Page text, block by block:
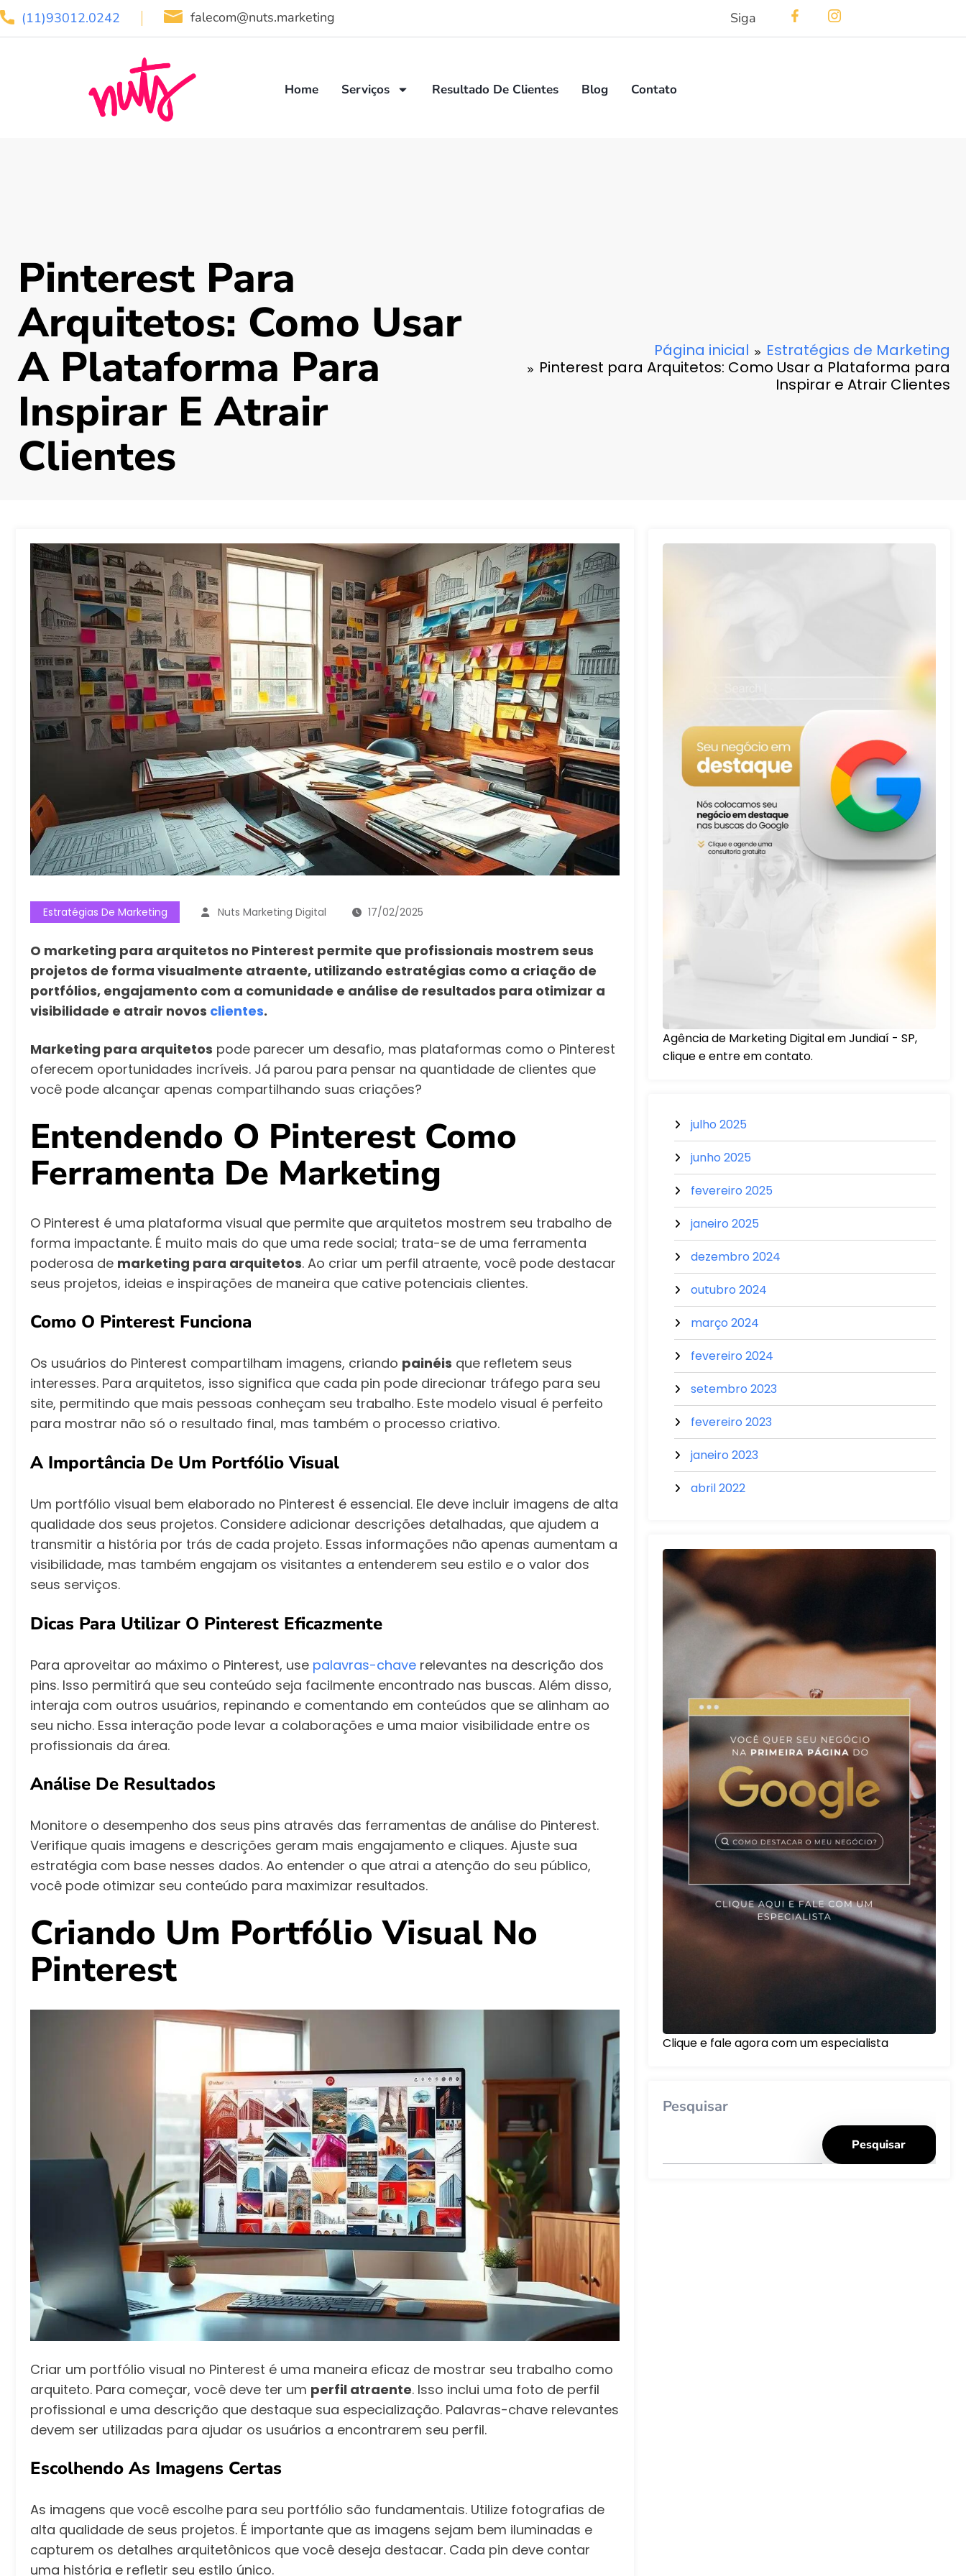
(11)93012.0242 falecom@nuts.marketing Siga
Home Serviços Resultado De Clientes Blog Contato
Pinterest Para
Arquitetos: Como Usar
A Plataforma Para
Inspirar E Atrair
Clientes
Página inicial
Estratégias de Marketing
Pinterest para Arquitetos: Como Usar a Plataforma para
Inspirar e Atrair Clientes
Estratégias De Marketing Nuts Marketing Digital 17/02/2025
O marketing para arquitetos no Pinterest permite que profissionais mostrem seus
projetos de forma visualmente atraente, utilizando estratégias como a criação de
portfólios, engajamento com a comunidade e análise de resultados para otimizar a
visibilidade e atrair novos clientes.
Marketing para arquitetos pode parecer um desafio, mas plataformas como o Pinterest
oferecem oportunidades incríveis. Já parou para pensar na quantidade de clientes que
você pode alcançar apenas compartilhando suas criações?
Entendendo O Pinterest Como
Ferramenta De Marketing
O Pinterest é uma plataforma visual que permite que arquitetos mostrem seu trabalho de
forma impactante. É muito mais do que uma rede social; trata-se de uma ferramenta
poderosa de marketing para arquitetos. Ao criar um perfil atraente, você pode destacar
seus projetos, ideias e inspirações de maneira que cative potenciais clientes.
Como O Pinterest Funciona
Os usuários do Pinterest compartilham imagens, criando painéis que refletem seus
interesses. Para arquitetos, isso significa que cada pin pode direcionar tráfego para seu
site, permitindo que mais pessoas conheçam seu trabalho. Este modelo visual é perfeito
para mostrar não só o resultado final, mas também o processo criativo.
A Importância De Um Portfólio Visual
Um portfólio visual bem elaborado no Pinterest é essencial. Ele deve incluir imagens de alta
qualidade dos seus projetos. Considere adicionar descrições detalhadas, que ajudem a
transmitir a história por trás de cada projeto. Essas informações não apenas aumentam a
visibilidade, mas também engajam os visitantes a entenderem seu estilo e o valor dos
seus serviços.
Dicas Para Utilizar O Pinterest Eficazmente
Para aproveitar ao máximo o Pinterest, use palavras-chave relevantes na descrição dos
pins. Isso permitirá que seu conteúdo seja facilmente encontrado nas buscas. Além disso,
interaja com outros usuários, repinando e comentando em conteúdos que se alinham ao
seu nicho. Essa interação pode levar a colaborações e uma maior visibilidade entre os
profissionais da área.
Análise De Resultados
Monitore o desempenho dos seus pins através das ferramentas de análise do Pinterest.
Verifique quais imagens e descrições geram mais engajamento e cliques. Ajuste sua
estratégia com base nesses dados. Ao entender o que atrai a atenção do seu público,
você pode otimizar seu conteúdo para maximizar resultados.
Criando Um Portfólio Visual No
Pinterest
Criar um portfólio visual no Pinterest é uma maneira eficaz de mostrar seu trabalho como
arquiteto. Para começar, você deve ter um perfil atraente. Isso inclui uma foto de perfil
profissional e uma descrição que destaque sua especialização. Palavras-chave relevantes
devem ser utilizadas para ajudar os usuários a encontrarem seu perfil.
Escolhendo As Imagens Certas
As imagens que você escolhe para seu portfólio são fundamentais. Utilize fotografias de
alta qualidade de seus projetos. É importante que as imagens sejam bem iluminadas e
capturem os detalhes arquitetônicos que você deseja destacar. Cada pin deve contar
uma história e refletir seu estilo único.
Agência de Marketing Digital em Jundiaí - SP,
clique e entre em contato.
julho 2025
junho 2025
fevereiro 2025
janeiro 2025
dezembro 2024
outubro 2024
março 2024
fevereiro 2024
setembro 2023
fevereiro 2023
janeiro 2023
abril 2022
Clique e fale agora com um especialista
Pesquisar
Pesquisar